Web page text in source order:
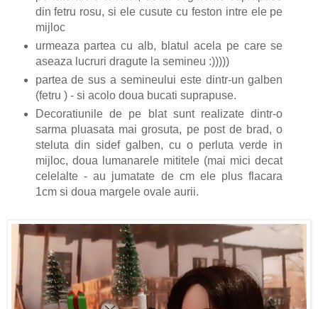
din fetru rosu, si ele cusute cu feston intre ele pe
mijloc
urmeaza partea cu alb, blatul acela pe care se
aseaza lucruri dragute la semineu :)))))
partea de sus a semineului este dintr-un galben
(fetru ) - si acolo doua bucati suprapuse.
Decoratiunile de pe blat sunt realizate dintr-o
sarma pluasata mai grosuta, pe post de brad, o
steluta din sidef galben, cu o perluta verde in
mijloc, doua lumanarele mititele (mai mici decat
celelalte - au jumatate de cm ele plus flacara
1cm si doua margele ovale aurii.